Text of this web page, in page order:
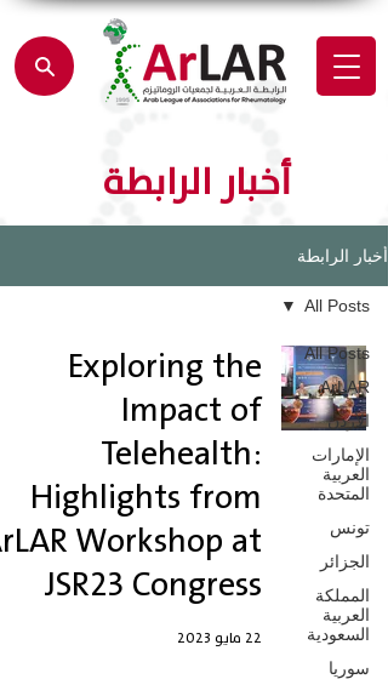
أخبار الرابطة
أخبار الرابطة
All Posts
ArLAR
الأردن
الإمارات
العربية
المتحدة
تونس
الجزائر
المملكة
العربية
السعودية
سوريا
All Posts
Exploring the
Impact of
Telehealth:
Highlights from
Workshop at
JSR23 Congress
22 مايو 2023